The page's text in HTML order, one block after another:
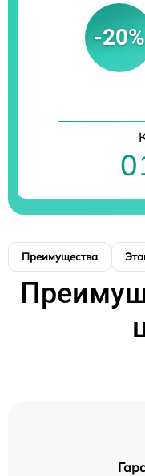
-20%
Преимущества